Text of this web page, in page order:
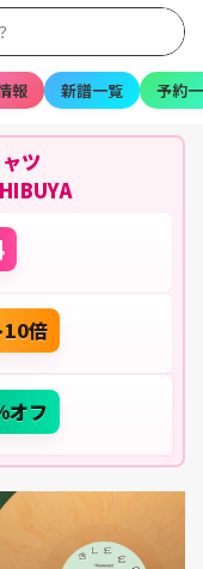
報 新譜一覧 予約
ツ
10倍
オフ